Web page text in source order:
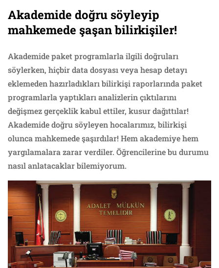
Akademide doğru söyleyip
mahkemede şaşan bilirkişiler!
Akademide paket programlarla ilgili doğruları
söylerken, hiçbir data dosyası veya hesap detayı
eklemeden hazırladıkları bilirkişi raporlarında paket
programlarla yaptıkları analizlerin çıktılarını
değişmez gerçeklik kabul ettiler, kusur dağıttılar!
Akademide doğru söyleyen hocalarımız, bilirkişi
olunca mahkemede şaşırdılar! Hem akademiye hem
yargılamalara zarar verdiler. Öğrencilerine bu durumu
nasıl anlatacaklar bilemiyorum.